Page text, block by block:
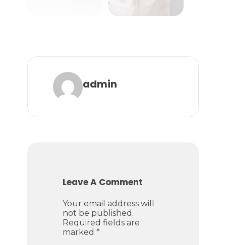
admin
Leave A Comment
Your email address will
not be published.
Required fields are
marked *